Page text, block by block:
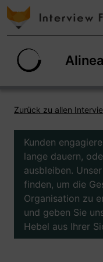
Zurück zu allen
Kunden
lange dauern,
ausbleiben.
finden, um die
Organisation zu
und geben Sie
Hebel aus Ihrer